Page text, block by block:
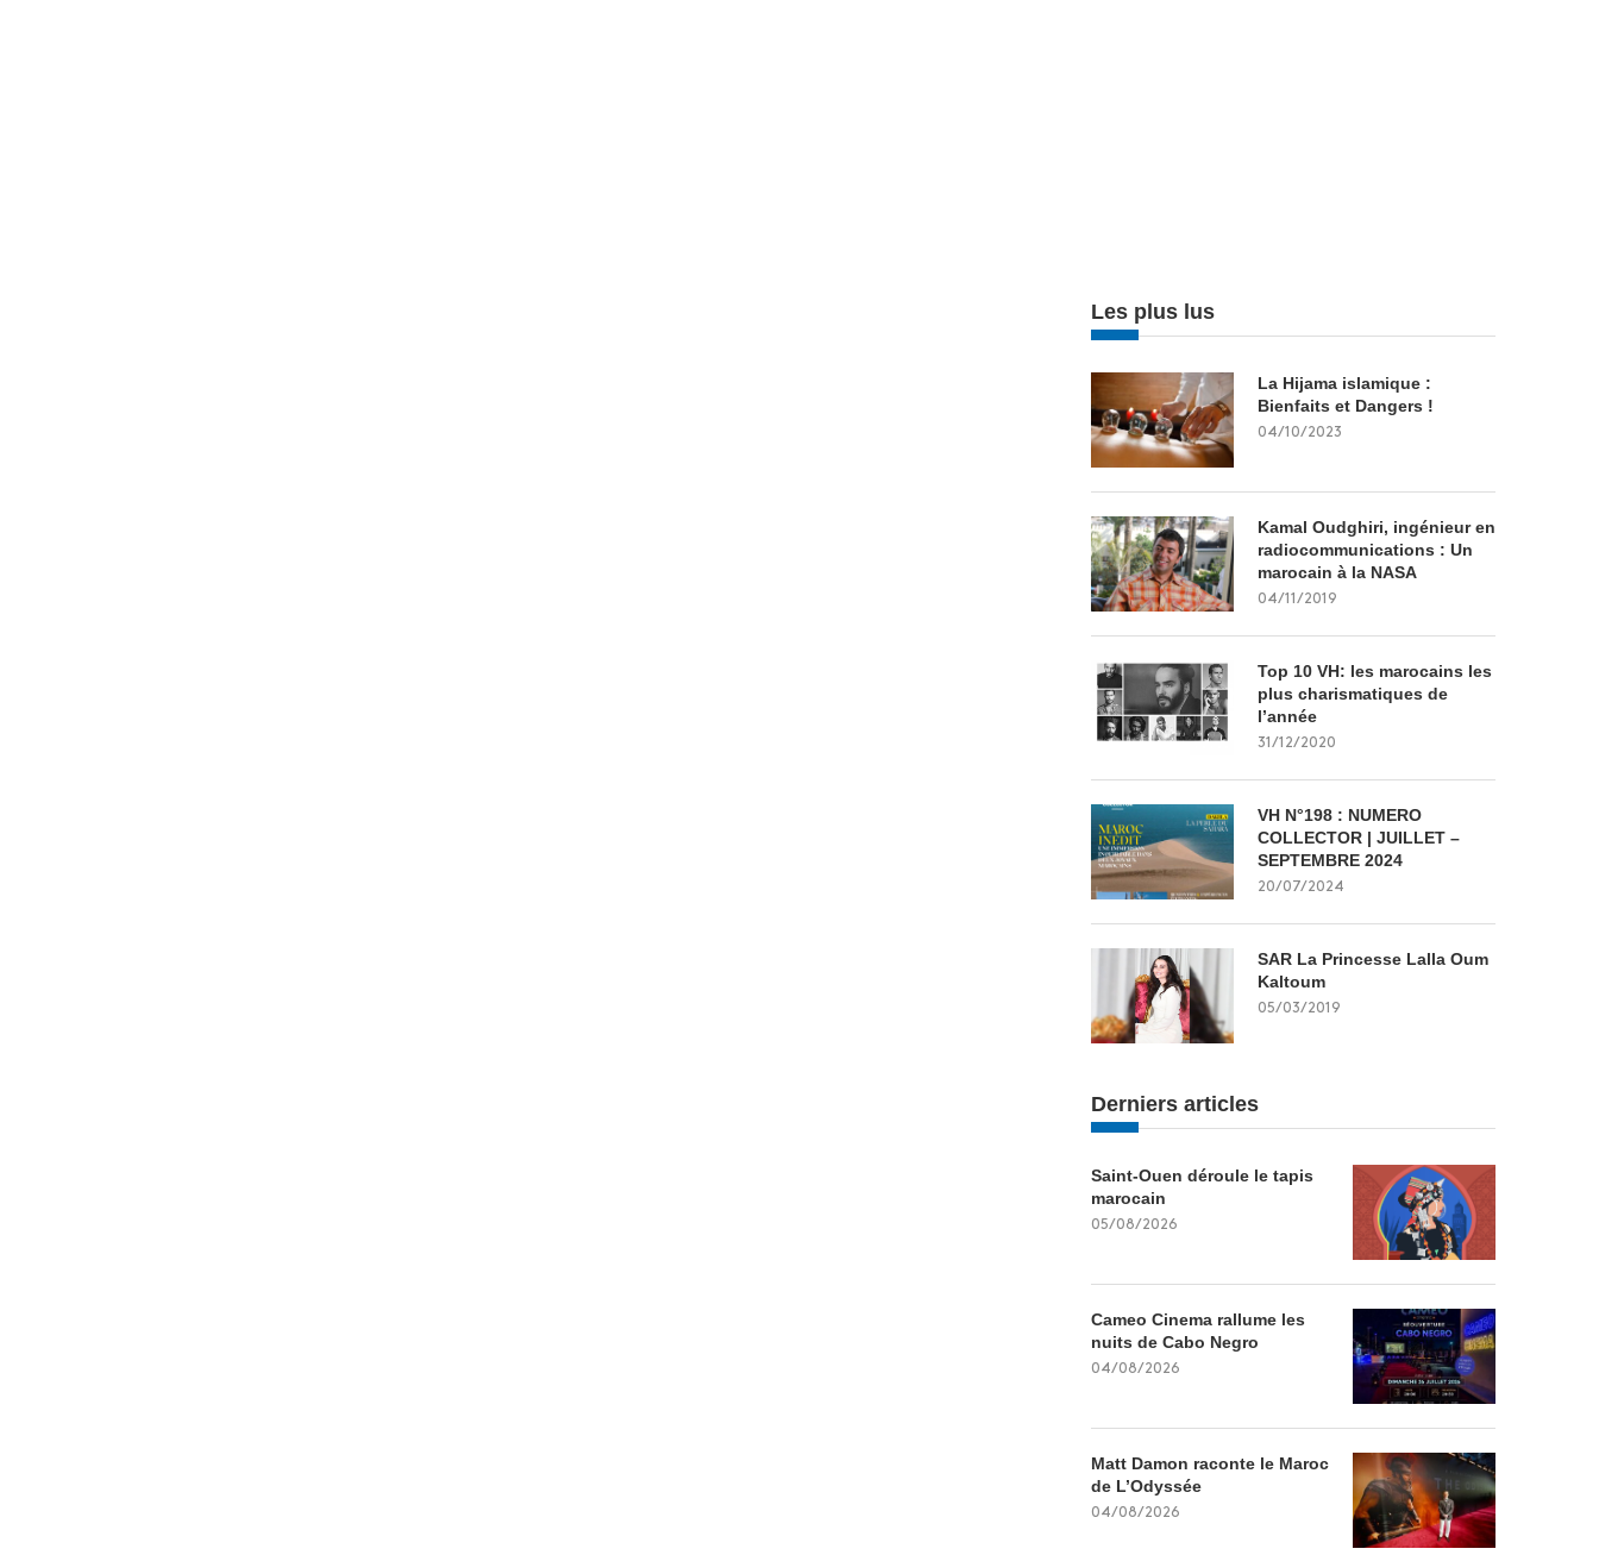
Les plus lus
La Hijama islamique :
Bienfaits et Dangers !
04/10/2023
Kamal Oudghiri, ingénieur en
radiocommunications : Un
marocain à la NASA
04/11/2019
Top 10 VH: les marocains les
plus charismatiques de
l’année
31/12/2020
VH N°198 : NUMERO
COLLECTOR | JUILLET –
SEPTEMBRE 2024
20/07/2024
SAR La Princesse Lalla Oum
Kaltoum
05/03/2019
Derniers articles
Saint-Ouen déroule le tapis
marocain
05/08/2026
Cameo Cinema rallume les
nuits de Cabo Negro
04/08/2026
Matt Damon raconte le Maroc
de L’Odyssée
04/08/2026